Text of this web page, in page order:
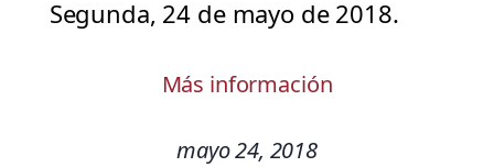
Segunda, 24 de mayo de 2018.
Más información
mayo 24, 2018